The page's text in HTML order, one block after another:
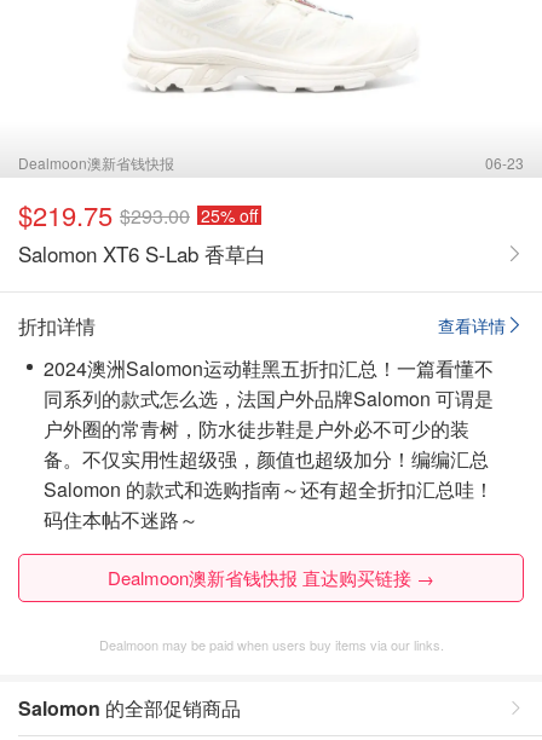
Dealmoon澳新省钱快报 06-23
$219.75 $293.00 25% off
Salomon XT6 S-Lab 香草白
查看详情
折扣详情
2024澳洲Salomon运动鞋黑五折扣汇总！一篇看懂不
同系列的款式怎么选，法国户外品牌Salomon 可谓是
户外圈的常青树，防水徒步鞋是户外必不可少的装
备。不仅实用性超级强，颜值也超级加分！编编汇总
Salomon 的款式和选购指南～还有超全折扣汇总哇！
码住本帖不迷路～
Dealmoon澳新省钱快报 直达购买链接 →
Dealmoon may be paid when users buy items via our links.
Salomon 的全部促销商品